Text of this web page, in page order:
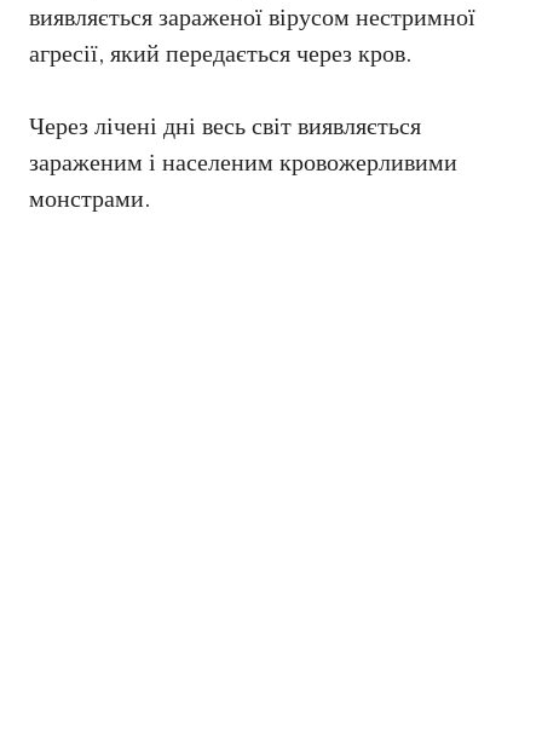
виявляється зараженої вірусом нестримної
агресії, який передається через кров.
Через лічені дні весь світ виявляється
зараженим і населеним кровожерливими
монстрами.